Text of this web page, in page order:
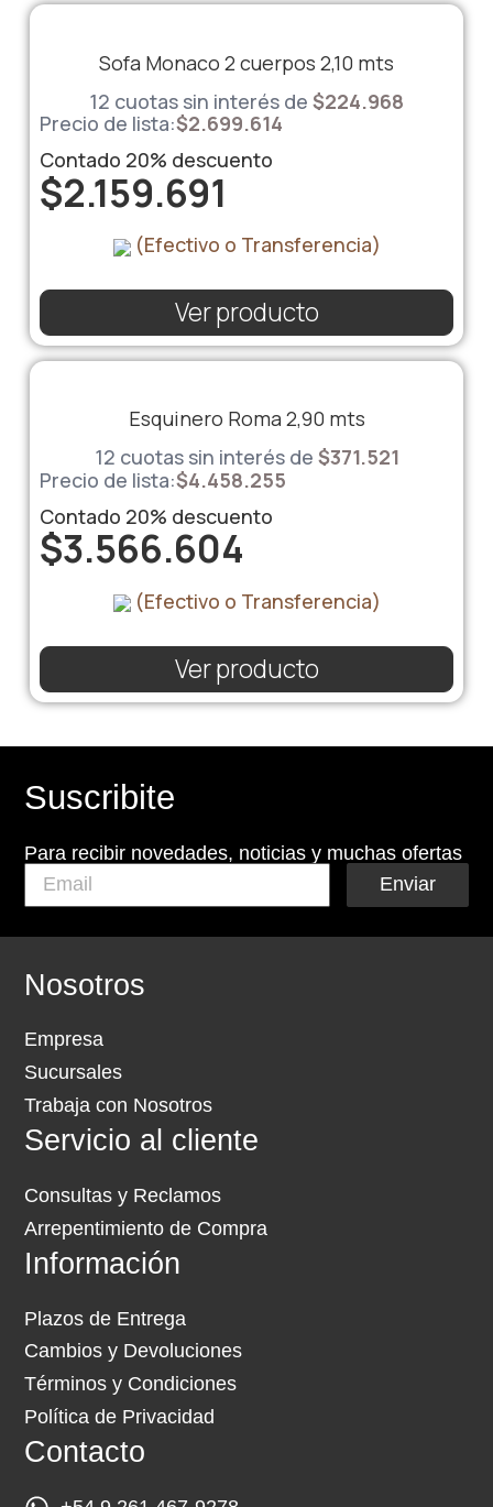
Sofa Monaco 2 cuerpos 2,10 mts
12 cuotas sin interés de $224.968
Precio de lista:$2.699.614
Contado 20% descuento
$2.159.691
(Efectivo o Transferencia)
Ver producto
Esquinero Roma 2,90 mts
12 cuotas sin interés de $371.521
Precio de lista:$4.458.255
Contado 20% descuento
$3.566.604
(Efectivo o Transferencia)
Ver producto
Suscribite
Para recibir novedades, noticias y muchas ofertas
Enviar
Nosotros
Empresa
Sucursales
Trabaja con Nosotros
Servicio al cliente
Consultas y Reclamos
Arrepentimiento de Compra
Información
Plazos de Entrega
Cambios y Devoluciones
Términos y Condiciones
Política de Privacidad
Contacto